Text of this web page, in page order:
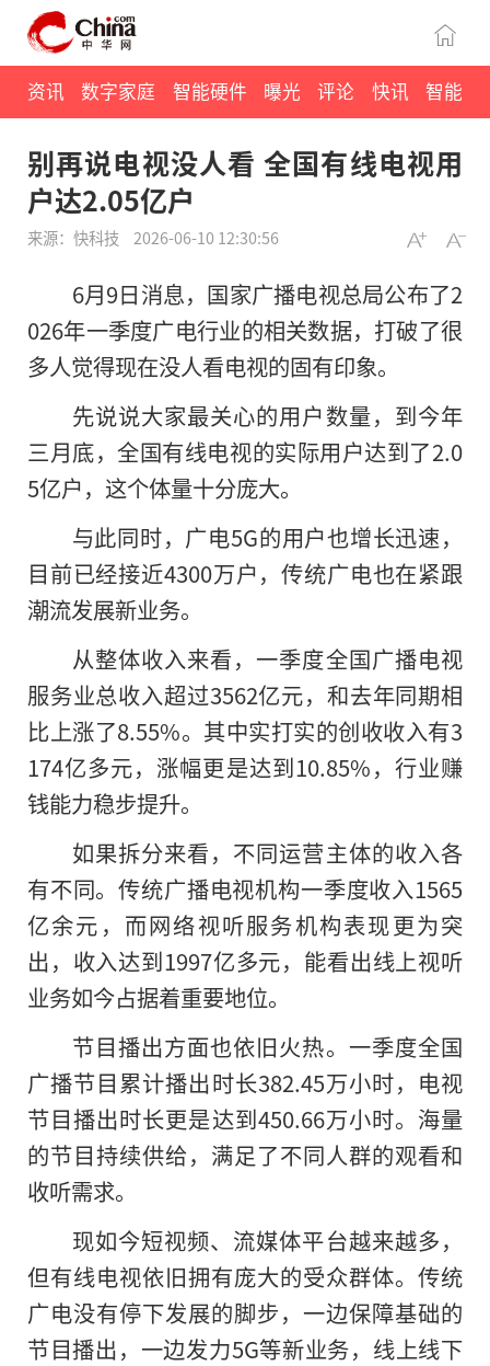
资讯 数字家庭 智能硬件 曝光 评论 快讯 智能
别再说电视没人看 全国有线电视用
户达2.05亿户
来源：快科技 2026-06-10 12:30:56
6月9日消息，国家广播电视总局公布了2
026年一季度广电行业的相关数据，打破了很
多人觉得现在没人看电视的固有印象。
先说说大家最关心的用户数量，到今年
三月底，全国有线电视的实际用户达到了2.0
5亿户，这个体量十分庞大。
与此同时，广电5G的用户也增长迅速，
目前已经接近4300万户，传统广电也在紧跟
潮流发展新业务。
从整体收入来看，一季度全国广播电视
服务业总收入超过3562亿元，和去年同期相
比上涨了8.55%。其中实打实的创收收入有3
174亿多元，涨幅更是达到10.85%，行业赚
钱能力稳步提升。
如果拆分来看，不同运营主体的收入各
有不同。传统广播电视机构一季度收入1565
亿余元，而网络视听服务机构表现更为突
出，收入达到1997亿多元，能看出线上视听
业务如今占据着重要地位。
节目播出方面也依旧火热。一季度全国
广播节目累计播出时长382.45万小时，电视
节目播出时长更是达到450.66万小时。海量
的节目持续供给，满足了不同人群的观看和
收听需求。
现如今短视频、流媒体平台越来越多，
但有线电视依旧拥有庞大的受众群体。传统
广电没有停下发展的脚步，一边保障基础的
节目播出，一边发力5G等新业务，线上线下